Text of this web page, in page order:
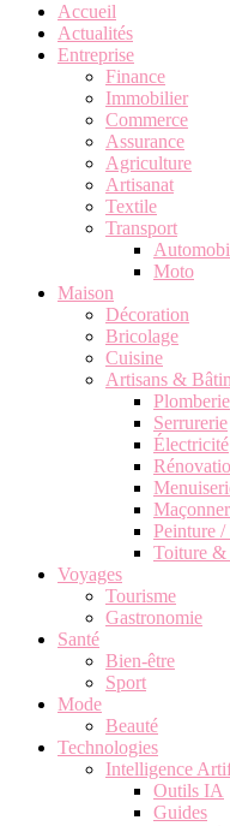
Accueil
Actualités
Entreprise
Finance
Immobilier
Commerce
Assurance
Agriculture
Artisanat
Textile
Transport
Moto
Maison
Décoration
Bricolage
Cuisine
Artisans &
Plomberie
Serrurerie
Électricité
Peinture
Toiture &
Voyages
Tourisme
Gastronomie
Santé
Bien-être
Sport
Mode
Beauté
Technologies
Intelligence
Outils IA
Guides